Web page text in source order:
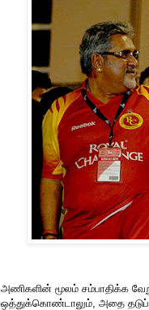
அணிகளின் மூலம் சம்பாதிக்க
ஒத்துக்கொண்டாலும், அதை